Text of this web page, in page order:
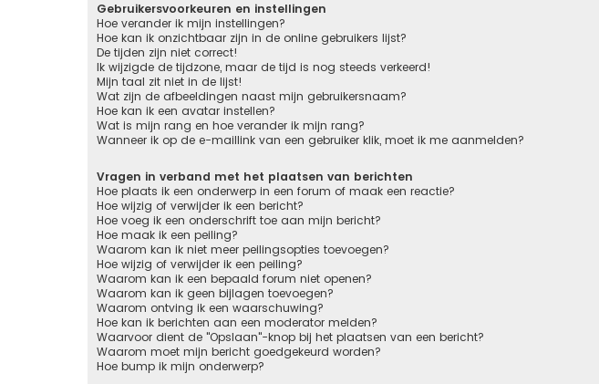
Gebruikersvoorkeuren en instellingen
Hoe verander ik mijn instellingen?
Hoe kan ik onzichtbaar zijn in de online gebruikers lijst?
De tijden zijn niet correct!
Ik wijzigde de tijdzone, maar de tijd is nog steeds verkeerd!
Mijn taal zit niet in de lijst!
Wat zijn de afbeeldingen naast mijn gebruikersnaam?
Hoe kan ik een avatar instellen?
Wat is mijn rang en hoe verander ik mijn rang?
Wanneer ik op de e-maillink van een gebruiker klik, moet ik me aanmelden?
Vragen in verband met het plaatsen van berichten
Hoe plaats ik een onderwerp in een forum of maak een reactie?
Hoe wijzig of verwijder ik een bericht?
Hoe voeg ik een onderschrift toe aan mijn bericht?
Hoe maak ik een peiling?
Waarom kan ik niet meer peilingsopties toevoegen?
Hoe wijzig of verwijder ik een peiling?
Waarom kan ik een bepaald forum niet openen?
Waarom kan ik geen bijlagen toevoegen?
Waarom ontving ik een waarschuwing?
Hoe kan ik berichten aan een moderator melden?
Waarvoor dient de "Opslaan"-knop bij het plaatsen van een bericht?
Waarom moet mijn bericht goedgekeurd worden?
Hoe bump ik mijn onderwerp?